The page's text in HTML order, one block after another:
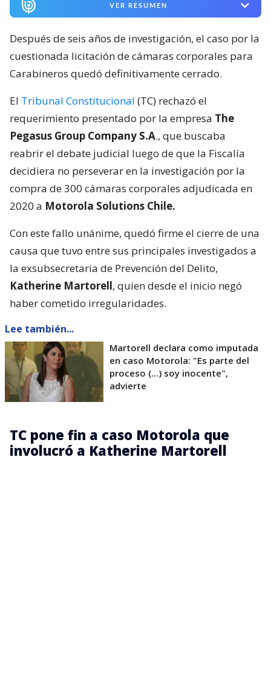
VER RESUMEN
Después de seis años de investigación, el caso por la
cuestionada licitación de cámaras corporales para
Carabineros quedó definitivamente cerrado.
El Tribunal Constitucional (TC) rechazó el
requerimiento presentado por la empresa The
Pegasus Group Company S.A., que buscaba
reabrir el debate judicial luego de que la Fiscalía
decidiera no perseverar en la investigación por la
compra de 300 cámaras corporales adjudicada en
2020 a Motorola Solutions Chile.
Con este fallo unánime, quedó firme el cierre de una
causa que tuvo entre sus principales investigados a
la exsubsecretaria de Prevención del Delito,
Katherine Martorell, quien desde el inicio negó
haber cometido irregularidades.
Lee también...
Martorell declara como imputada
en caso Motorola: "Es parte del
proceso (...) soy inocente",
advierte
TC pone fin a caso Motorola que
involucró a Katherine Martorell